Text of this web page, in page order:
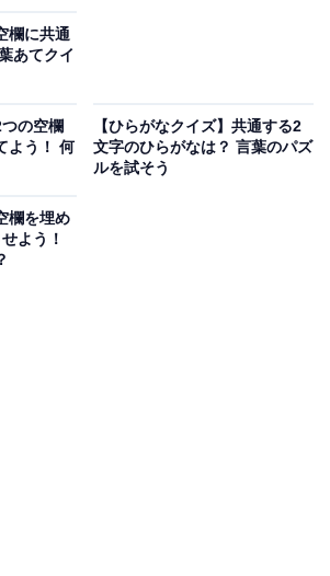
欄に共通
あてクイ
つの空欄
よう！ 何
【ひらがなクイズ】共通する2
文字のひらがなは？ 言葉のパズ
ルを試そう
欄を埋め
よう！